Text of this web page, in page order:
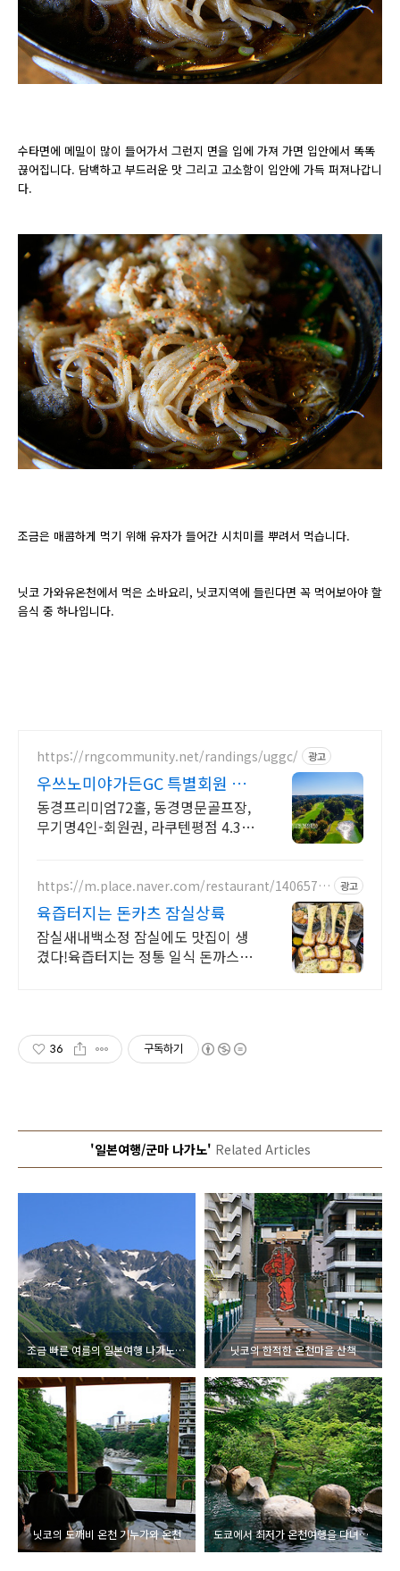
수타면에 메밀이 많이 들어가서 그런지 면을 입에 가져 가면 입안에서 똑똑
끊어집니다. 담백하고 부드러운 맛 그리고 고소함이 입안에 가득 퍼져나갑니
다.
조금은 매콤하게 먹기 위해 유자가 들어간 시치미를 뿌려서 먹습니다.
닛코 가와유온천에서 먹은 소바요리, 닛코지역에 들린다면 꼭 먹어보아야 할
음식 중 하나입니다.
https://rngcommunity.net/randings/uggc/ 광고
우쓰노미야가든GC 특별회원 동
경프리미엄 54홀
동경프리미엄72홀, 동경명문골프장,
무기명4인-회원권, 라쿠텐평점 4.3,
https://m.place.naver.com/restaurant/1406575
광고
육즙터지는 돈카츠 잠실상륙
잠실새내백소정 잠실에도 맛집이 생
겼다!육즙터지는 정통 일식 돈까스 마
36 구독하기
'일본여행/군마 나가노' Related Articles
조금 빠른 여름의 일본여행 나가노 이야기 닛코의 한적한 온천마을 산책
닛코의 도깨비 온천 기누가와 온천 도쿄에서 최저가 온천여행을 다녀오다.